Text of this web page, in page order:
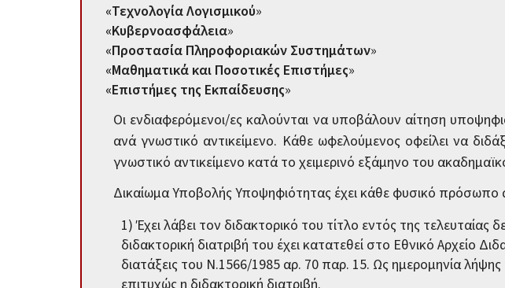
«Τεχνολογία Λογισμικού»
«Κυβερνοασφάλεια»
«Προστασία Πληροφοριακών Συστημάτων»
«Μαθηματικά και Ποσοτικές Επιστήμες»
«Επιστήμες της Εκπαίδευσης»
Οι ενδιαφερόμενοι/ες καλούνται να υποβάλουν αίτηση
ανά γνωστικό αντικείμενο. Κάθε ωφελούμενος οφείλει να
γνωστικό αντικείμενο κατά το χειμερινό εξάμηνο του
Δικαίωμα Υποβολής Υποψηφιότητας έχει κάθε φυσικό
1) Έχει λάβει τον διδακτορικό του τίτλο εντός της
διδακτορική διατριβή του έχει κατατεθεί στο Εθνικό Αρχείο
διατάξεις του Ν.1566/1985 αρ. 70 παρ. 15. Ως ημερομηνία